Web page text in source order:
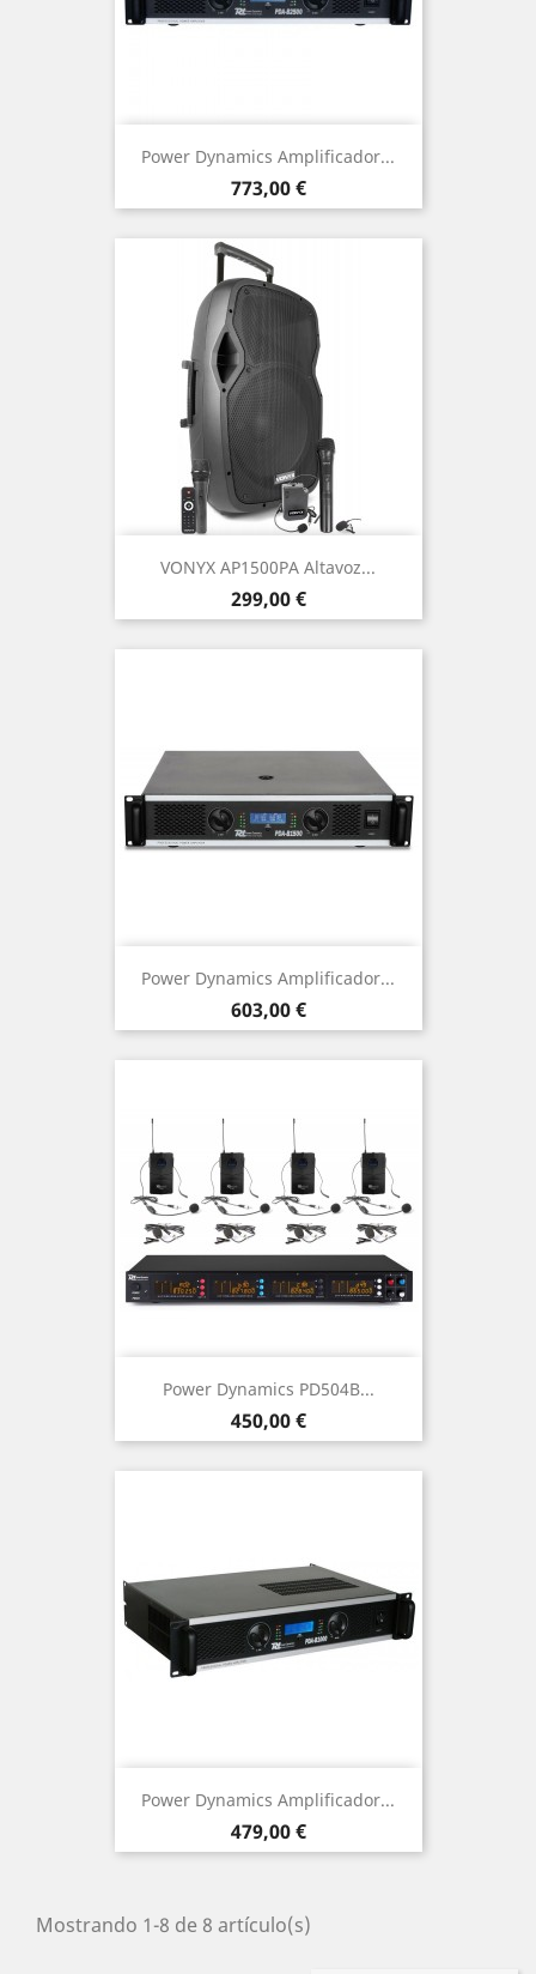
Power Dynamics Amplificador...
Precio
773,00 €
VONYX AP1500PA Altavoz...
Precio
299,00 €
Power Dynamics Amplificador...
Precio
603,00 €
Power Dynamics PD504B...
Precio
450,00 €
Power Dynamics Amplificador...
Precio
479,00 €
Mostrando 1-8 de 8 artículo(s)